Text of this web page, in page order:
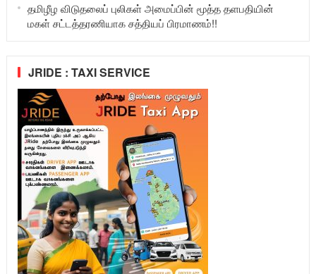
தமிழீழ விடுதலைப் புலிகள் அமைப்பின் மூத்த தளபதியின்
மகள் சட்டத்தரணியாக சத்தியப் பிரமாணம்!!
JRIDE : TAXI SERVICE